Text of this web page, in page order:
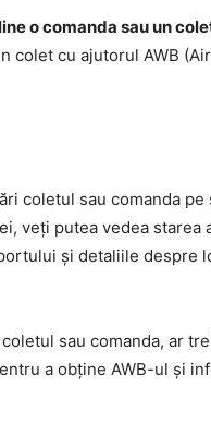
o comanda sau un
colet cu ajutorul AWB
coletul sau comanda pe
veți putea vedea starea
și detaliile despre
sau comanda, ar
a obține AWB-ul și